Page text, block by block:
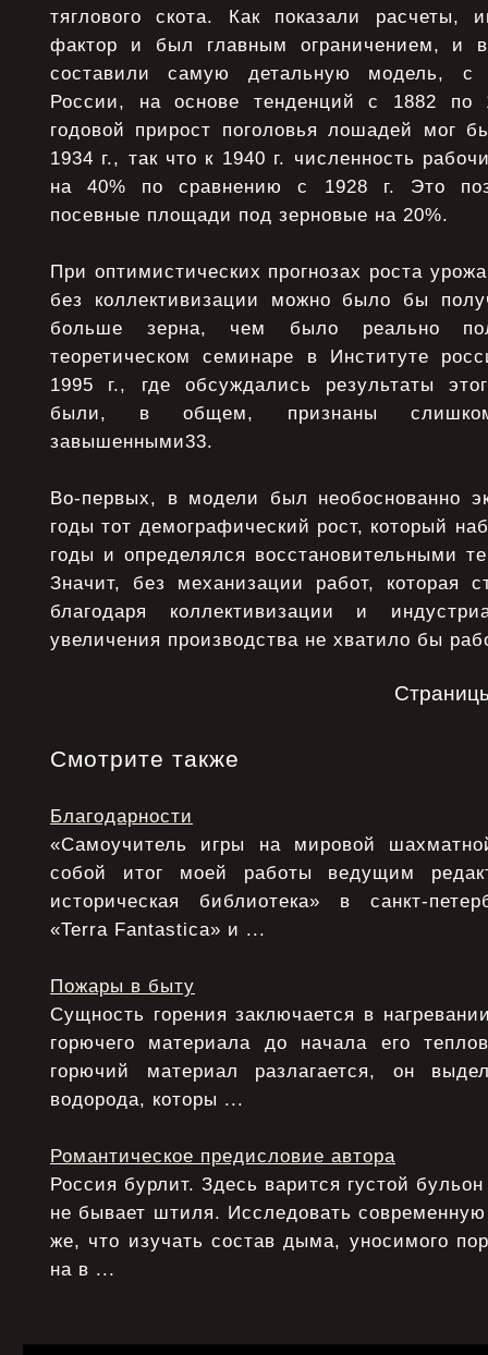
тяглового скота. Как показали расчеты,
фактор и был главным ограничением, и
составили самую детальную модель, с
России, на основе тенденций с 1882 по
годовой прирост поголовья лошадей мог
1934 г., так что к 1940 г. численность
на 40% по сравнению с 1928 г. Это
посевные площади под зерновые на 20%.
При оптимистических прогнозах роста
без коллективизации можно было бы
больше зерна, чем было реально
теоретическом семинаре в Институте
1995 г., где обсуждались результаты
были, в общем, признаны слишком
завышенными33.
Во-первых, в модели был необоснованно
годы тот демографический рост, который
годы и определялся восстановительными
Значит, без механизации работ, которая
благодаря коллективизации и
увеличения производства не хватило бы
Смотрите также
Благодарности
«Самоучитель игры на мировой
собой итог моей работы ведущим
историческая библиотека» в санкт-
«Terra Fantastica» и ...
Пожары в быту
Сущность горения заключается в
горючего материала до начала его
горючий материал разлагается, он
водорода, которы ...
Романтическое предисловие автора
Россия бурлит. Здесь варится густой
не бывает штиля. Исследовать
же, что изучать состав дыма, уносимого
на в ...